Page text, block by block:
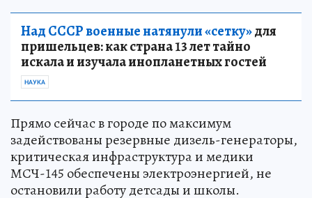
Над СССР военные натянули «сетку»для
пришельцев: как страна 13 лет тайно
искала и изучала инопланетных гостей
НАУКА
Прямо сейчас в городе по максимум
задействованы резервные дизель-генераторы,
критическая инфраструктура и медики
МСЧ-145 обеспечены электроэнергией, не
остановили работу детсады и школы.